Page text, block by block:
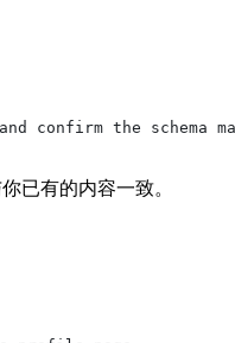
confirm the schema
已有的内容一致。